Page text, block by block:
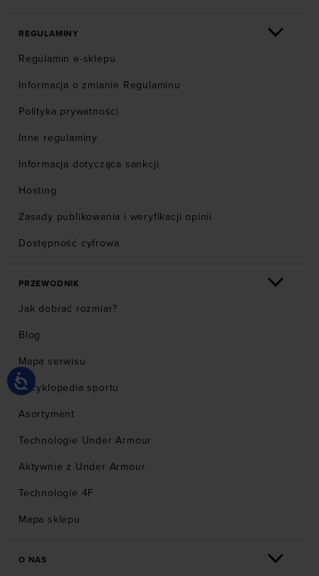
REGULAMINY
Regulamin e-sklepu
Informacja o zmianie Regulaminu
Polityka prywatności
Inne regulaminy
Informacja dotycząca sankcji
Hosting
Zasady publikowania i weryfikacji opinii
Dostępność cyfrowa
PRZEWODNIK
Jak dobrać rozmiar?
Blog
Mapa serwisu
Encyklopedia sportu
Asortyment
Technologie Under Armour
Aktywnie z Under Armour
Technologie 4F
Mapa sklepu
O NAS